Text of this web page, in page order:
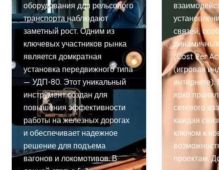
оборудования для рельсового
транспорта наблюдают
заметный рост. Одним из
ключевых участников рынка
является домкратная
установка передвижного типа
— УДП-80. Этот уникальный
инструмент создан для
повышения эффективности
работы на железных дорогах
и обеспечивает надежное
решение для подъема
вагонов и локомотивов. В
связей,
(Cost Per
(игровая
интернете).
ярко
сетевого
каждая
ключом к
проектам.